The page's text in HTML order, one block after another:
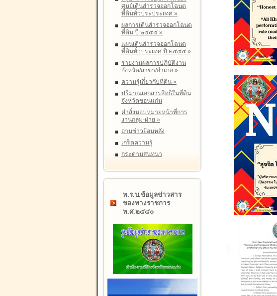
ศูนย์เดินสำรวจออกโฉนด
ที่ดินทั่วประประเทศ »
ผลการเดินสำรวจออกโฉนด
ที่ดิน ปี ๒๕๕๕ »
แผนเดินสำรวจออกโฉนด
ที่ดินทั่วประเทศ ปี ๒๕๕๕ »
รายงานผลการปฏิบัติงาน
จังหวัด/สาขา/อำเภอ »
ความรู้เกี่ยวกับที่ดิน »
ปริมาณเอกสารสิทธิในที่ดิน
จังหวัดขอนแก่น
คำสั่งมอบหมายหน้าที่การ
งานกลุ่ม-ฝ่าย »
อ่านข่าวย้อนหลัง
เกร็ดความรู้
กระดานสนทนา
พ.ร.บ.ข้อมูลข่าวสาร
ของทางราชการ
พ.ศ.๒๕๔๐